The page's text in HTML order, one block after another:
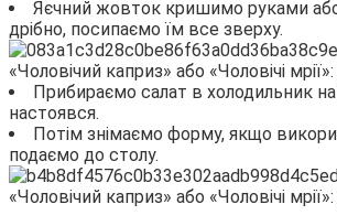
Яєчний жовток кришимо руками
дрібно, посипаємо їм все зверху.
Прибираємо салат в холодильник
настоявся.
Потім знімаємо форму, якщо
подаємо до столу.